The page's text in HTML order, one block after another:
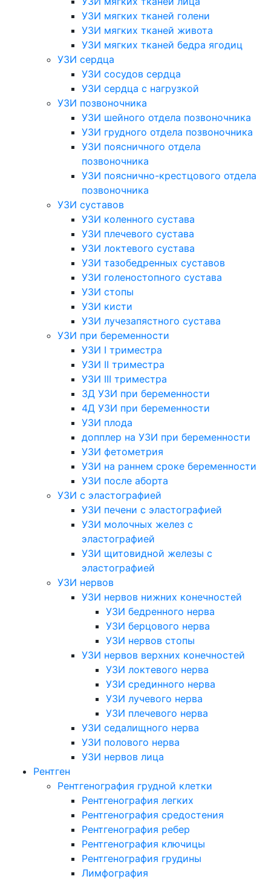
УЗИ мягких тканей голени
УЗИ мягких тканей живота
УЗИ мягких тканей бедра ягодиц
УЗИ сердца
УЗИ сосудов сердца
УЗИ сердца с нагрузкой
УЗИ позвоночника
УЗИ шейного отдела позвоночника
УЗИ грудного отдела позвоночника
УЗИ поясничного отдела
позвоночника
УЗИ пояснично-крестцового отдела
позвоночника
УЗИ суставов
УЗИ коленного сустава
УЗИ плечевого сустава
УЗИ локтевого сустава
УЗИ тазобедренных суставов
УЗИ голеностопного сустава
УЗИ стопы
УЗИ кисти
УЗИ лучезапястного сустава
УЗИ при беременности
УЗИ I триместра
УЗИ II триместра
УЗИ III триместра
3Д УЗИ при беременности
4Д УЗИ при беременности
УЗИ плода
допплер на УЗИ при беременности
УЗИ фетометрия
УЗИ на раннем сроке беременности
УЗИ после аборта
УЗИ с эластографией
УЗИ печени с эластографией
УЗИ молочных желез с
эластографией
УЗИ щитовидной железы с
эластографией
УЗИ нервов
УЗИ нервов нижних конечностей
УЗИ бедренного нерва
УЗИ берцового нерва
УЗИ нервов стопы
УЗИ нервов верхних конечностей
УЗИ локтевого нерва
УЗИ срединного нерва
УЗИ лучевого нерва
УЗИ плечевого нерва
УЗИ седалищного нерва
УЗИ полового нерва
УЗИ нервов лица
Рентген
Рентгенография грудной клетки
Рентгенография легких
Рентгенография средостения
Рентгенография ребер
Рентгенография ключицы
Рентгенография грудины
Лимфография